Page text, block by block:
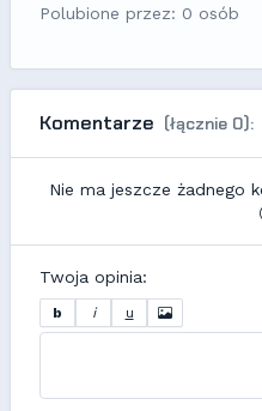
Polubione przez: 0 osób
Komentarze (łącznie 0):
Nie ma jeszcze żadnego
Twoja opinia:
b i u